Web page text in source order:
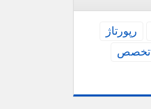
رپورتاژ
تخصص